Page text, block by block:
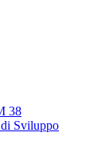
38
Sviluppo